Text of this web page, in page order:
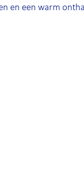
en een warm